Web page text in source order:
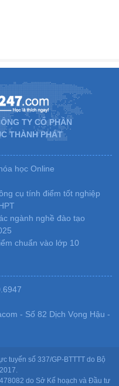
TY CỔ PHẦN
THÀNH PHÁT
học Online
cụ tính điểm tốt nghiệp
ngành nghề đào tạo
chuẩn vào lớp 10
- Số 82 Dịch Vọng Hậu -
tuyến số 337/GP-BTTTT do Bộ
do Sở Kế hoạch và Đầu tư